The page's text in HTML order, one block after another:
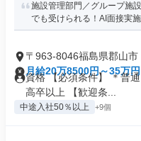
施設管理部門／グループ施
でも受けられる！AI面接実
〒963-8046福島県郡山市
月給20万8500円～35万円
資格 【必須条件】 ＊普
高卒以上 【歓迎条...
中途入社50％以上 +9個